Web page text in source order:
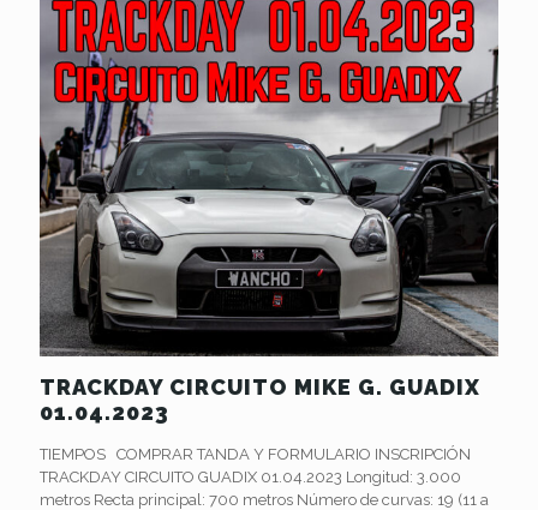
TRACKDAY CIRCUITO MIKE G. GUADIX
01.04.2023
TIEMPOS COMPRAR TANDA Y FORMULARIO INSCRIPCIÓN
TRACKDAY CIRCUITO GUADIX 01.04.2023 Longitud: 3.000
metros Recta principal: 700 metros Número de curvas: 19 (11 a